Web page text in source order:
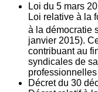
Loi du 5 mars
Loi relative à la
à la démocratie
janvier 2015).
contribuant au
syndicales de
professionnelles
Décret du 30